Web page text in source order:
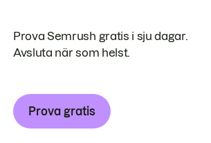
Prova Semrush gratis i sju dagar.
Avsluta när som helst.
Prova gratis